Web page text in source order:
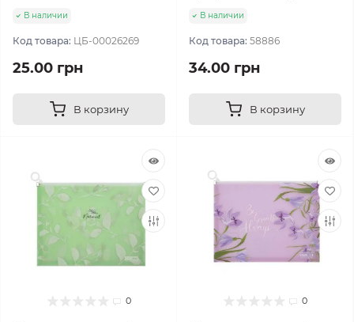
В наличии
Код товара: ЦБ-00026269
25.00 грн
В корзину
В наличии
Код товара: 58886
34.00 грн
В корзину
0 0